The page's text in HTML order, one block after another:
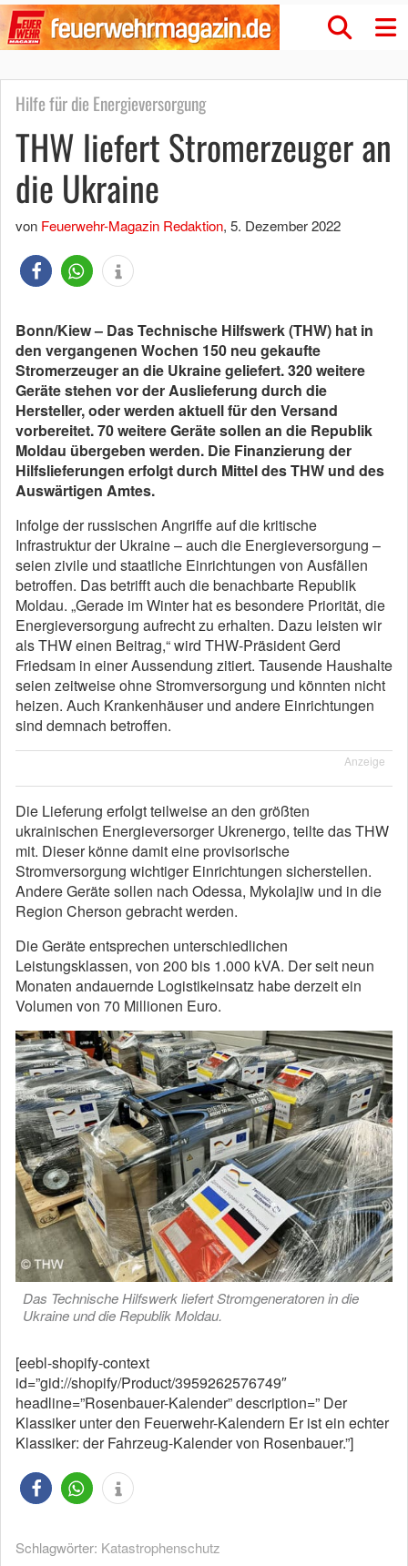
Hilfe für die Energieversorgung
THW liefert Stromerzeuger an
die Ukraine
von Feuerwehr-Magazin Redaktion, 5. Dezember 2022
Bonn/Kiew – Das Technische Hilfswerk (THW) hat in
den vergangenen Wochen 150 neu gekaufte
Stromerzeuger an die Ukraine geliefert. 320 weitere
Geräte stehen vor der Auslieferung durch die
Hersteller, oder werden aktuell für den Versand
vorbereitet. 70 weitere Geräte sollen an die Republik
Moldau übergeben werden. Die Finanzierung der
Hilfslieferungen erfolgt durch Mittel des THW und des
Auswärtigen Amtes.
Infolge der russischen Angriffe auf die kritische
Infrastruktur der Ukraine – auch die Energieversorgung –
seien zivile und staatliche Einrichtungen von Ausfällen
betroffen. Das betrifft auch die benachbarte Republik
Moldau. „Gerade im Winter hat es besondere Priorität, die
Energieversorgung aufrecht zu erhalten. Dazu leisten wir
als THW einen Beitrag,“ wird THW-Präsident Gerd
Friedsam in einer Aussendung zitiert. Tausende Haushalte
seien zeitweise ohne Stromversorgung und könnten nicht
heizen. Auch Krankenhäuser und andere Einrichtungen
sind demnach betroffen.
Anzeige
Die Lieferung erfolgt teilweise an den größten
ukrainischen Energieversorger Ukrenergo, teilte das THW
mit. Dieser könne damit eine provisorische
Stromversorgung wichtiger Einrichtungen sicherstellen.
Andere Geräte sollen nach Odessa, Mykolajiw und in die
Region Cherson gebracht werden.
Die Geräte entsprechen unterschiedlichen
Leistungsklassen, von 200 bis 1.000 kVA. Der seit neun
Monaten andauernde Logistikeinsatz habe derzeit ein
Volumen von 70 Millionen Euro.
Das Technische Hilfswerk liefert Stromgeneratoren in die
Ukraine und die Republik Moldau.
[eebl-shopify-context
id=”gid://shopify/Product/3959262576749″
headline=”Rosenbauer-Kalender” description=” Der
Klassiker unter den Feuerwehr-Kalendern Er ist ein echter
Klassiker: der Fahrzeug-Kalender von Rosenbauer.”]
Schlagwörter: Katastrophenschutz